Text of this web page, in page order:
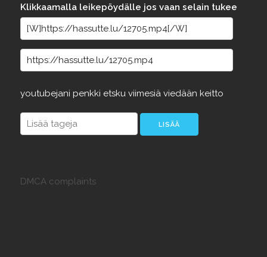
Klikkaamalla leikepöydälle jos vaan selain tukee
youtubejani penkki etsku viimesiä viedään keitto
DMCA complaints